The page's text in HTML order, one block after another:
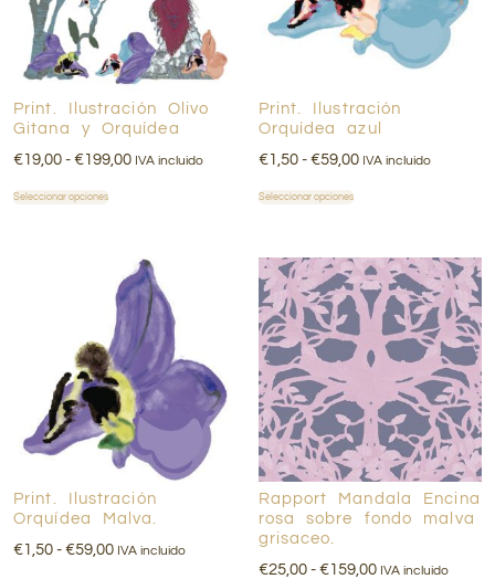
Print. Ilustración Olivo
Gitana y Orquídea
€19,00 - €199,00 IVA incluido
Seleccionar opciones
Print. Ilustración
Orquídea azul
€1,50 - €59,00 IVA incluido
Seleccionar opciones
Print. Ilustración
Orquídea Malva.
€1,50 - €59,00 IVA incluido
Rapport Mandala Encina
rosa sobre fondo malva
grisaceo.
€25,00 - €159,00 IVA incluido